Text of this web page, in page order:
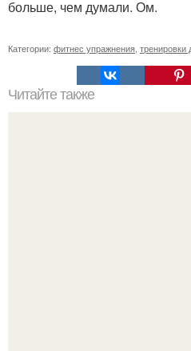
больше, чем думали. Ом.
Категории: фитнес упражнения тренировки
Читайте также